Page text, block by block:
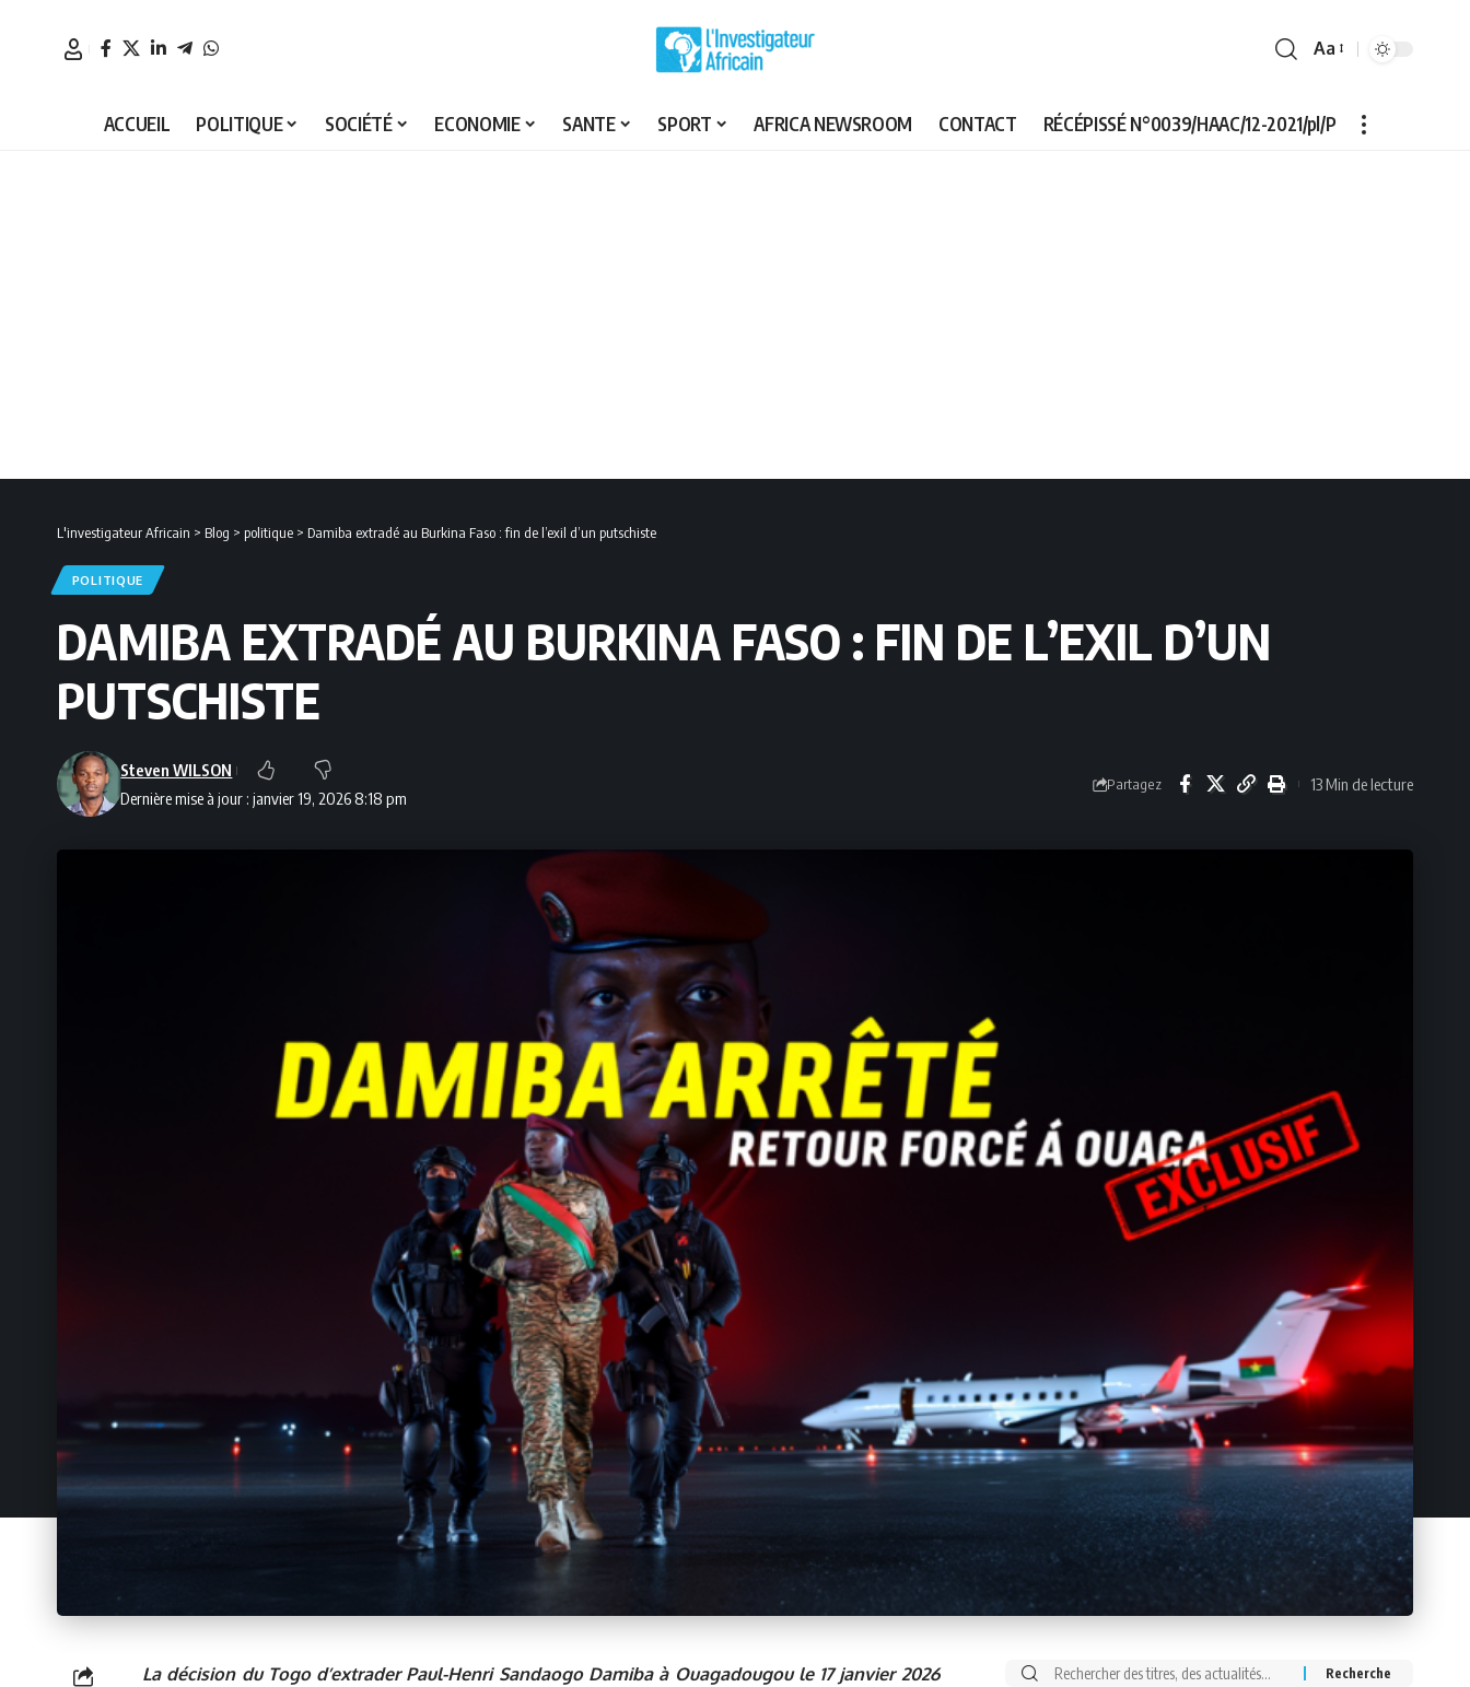
Font
Aa
ACCUEIL POLITIQUE SOCIÉTÉ ECONOMIE SANTE SPORT AFRICA NEWSROOM CONTACT RÉCÉPISSÉ N°0039/HAAC/12-2021/pl/P
L'investigateur Africain > Blog > politique > Damiba extradé au Burkina Faso : fin de l’exil d’un putschiste
POLITIQUE
DAMIBA EXTRADÉ AU BURKINA FASO : FIN DE L’EXIL D’UN
PUTSCHISTE
Dernière mise à jour : janvier 19, 2026 8:18 pm
Steven WILSON
Partagez 13 Min de lecture
La décision du Togo d’extrader Paul-Henri Sandaogo Damiba à Ouagadougou le 17 janvier 2026
Rechercher: